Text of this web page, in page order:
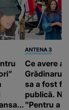
ANTENA 3
Ce avere
Grădinaru.
sa a fost
publică.
"Pentru a